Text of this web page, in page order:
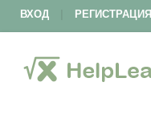
ВХОД РЕГИСТРАЦИЯ